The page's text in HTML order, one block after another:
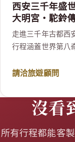
西安三千年盛
大明宮・駝鈴
走進三千年古都西
行程涵蓋世界第八
請洽旅遊顧問
沒看
所有行程都能客